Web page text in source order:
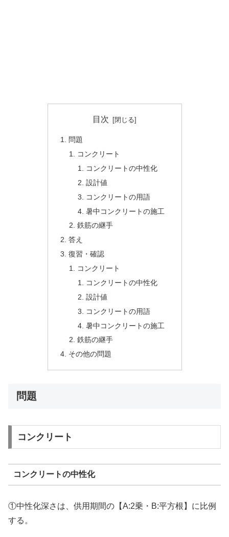
目次
問題
コンクリート
コンクリートの中性化
設計値
コンクリートの用語
暑中コンクリートの施工
鉄筋の継手
答え
復習・確認
コンクリート
コンクリートの中性化
設計値
コンクリートの用語
暑中コンクリートの施工
鉄筋の継手
その他の問題
問題
コンクリート
コンクリートの中性化
①中性化深さは、供用期間の【A:2乗・B:平方根】に比例
する。